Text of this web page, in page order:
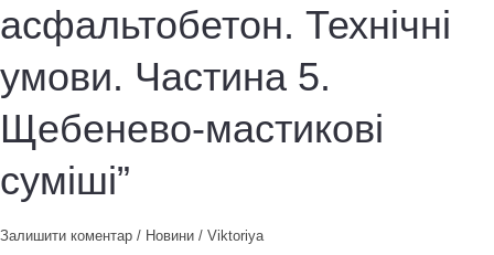
асфальтобетон. Технічні
умови. Частина 5.
Щебенево-мастикові
суміші”
Залишити коментар / Новини / Viktoriya